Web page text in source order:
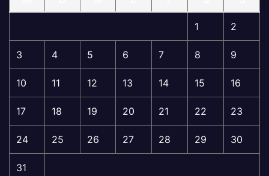
1 2
3 4 5 6 7 8 9
10 11 12 13 14 15 16
17 18 19 20 21 22 23
24 25 26 27 28 29 30
31